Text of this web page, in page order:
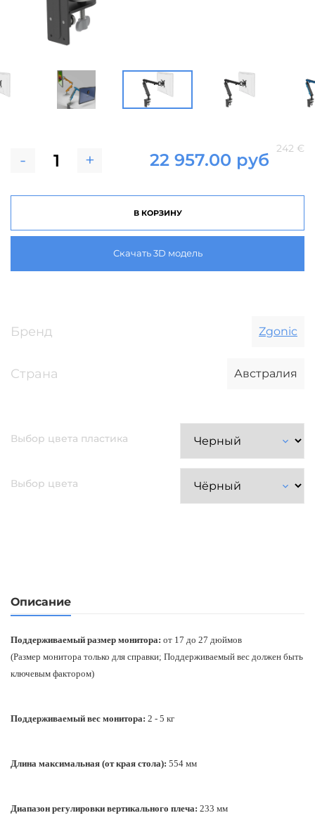
- + 22 957.00 руб
242 €
Бренд Zgonic
Страна Австралия
Выбор цвета пластика
Выбор цвета
В КОРЗИНУ
Скачать 3D модель
Описание
Поддерживаемый размер монитора: от 17 до 27 дюймов
(Размер монитора только для справки; Поддерживаемый вес должен быть
ключевым фактором)
Поддерживаемый вес монитора: 2 - 5 кг
Длина максимальная (от края стола): 554 мм
Диапазон регулировки вертикального плеча: 233 мм